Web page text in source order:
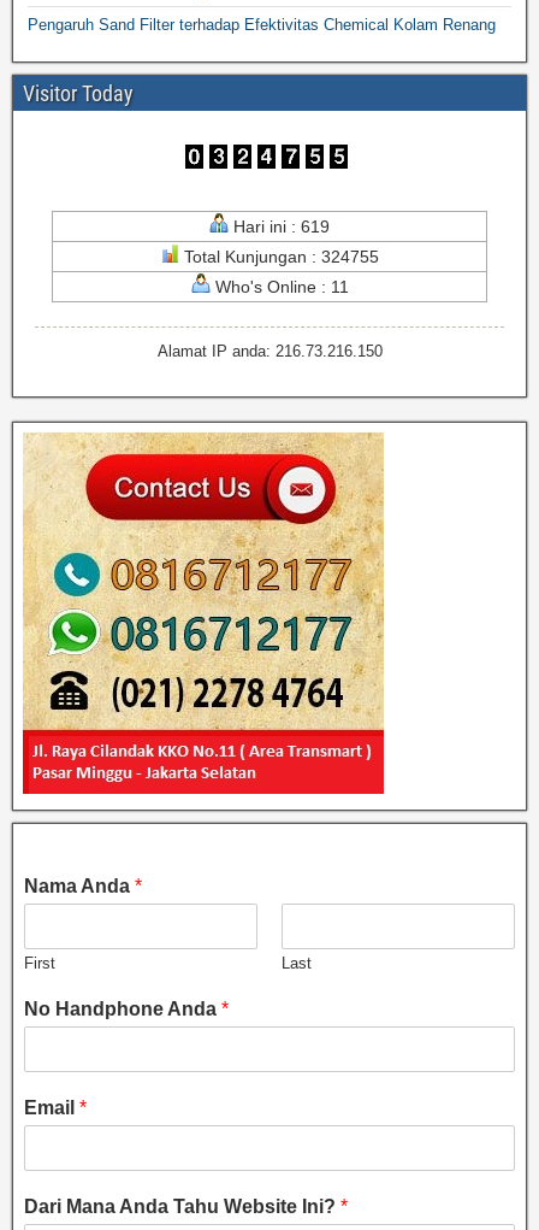
Pengaruh Sand Filter terhadap Efektivitas Chemical Kolam Renang
Visitor Today
Hari ini : 619
Total Kunjungan : 324755
Who's Online : 11
Alamat IP anda: 216.73.216.150
Nama Anda *
First Last
No Handphone Anda *
Email *
Dari Mana Anda Tahu Website Ini? *